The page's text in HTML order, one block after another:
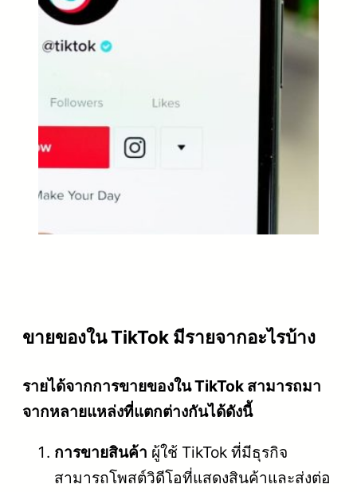
ขายของใน TikTok มีรายจากอะไรบ้าง
รายได้จากการขายของใน TikTok สามารถมา
จากหลายแหล่งที่แตกต่างกันได้ดังนี้
การขายสินค้า ผู้ใช้ TikTok ที่มีธุรกิจ
สามารถโพสต์วิดีโอที่แสดงสินค้าและส่งต่อ